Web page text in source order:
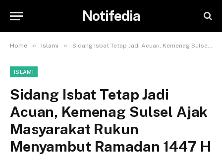
Notifedia
Home » Islami » Sidang Isbat Tetap Jadi Acuan, Kemenag Sulsel Ajak Masyarakat Rukun Menyambut Ramadan 1447 H
ISLAMI
Sidang Isbat Tetap Jadi
Acuan, Kemenag Sulsel Ajak
Masyarakat Rukun
Menyambut Ramadan 1447 H